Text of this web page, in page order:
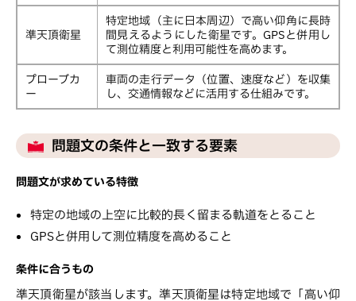
準天頂衛星
特定地域（主に日本周辺）で高い仰角に長時
間見えるようにした衛星です。GPSと併用し
て測位精度と利用可能性を高めます。
プローブカ
ー
車両の走行データ（位置、速度など）を収集
し、交通情報などに活用する仕組みです。
問題文の条件と一致する要素
問題文が求めている特徴
特定の地域の上空に比較的長く留まる軌道をとること
GPSと併用して測位精度を高めること
条件に合うもの
準天頂衛星が該当します。準天頂衛星は特定地域で「高い仰